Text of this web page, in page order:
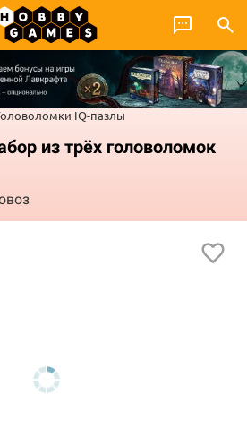
IQ-пазлы
из трёх головоломок